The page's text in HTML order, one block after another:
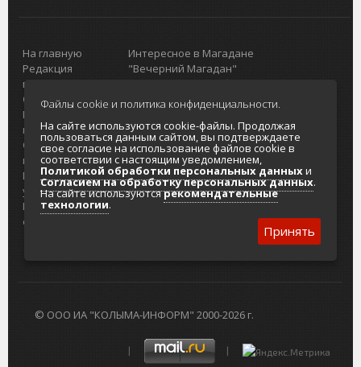
На главную
Редакция
портала
О проекте
Реклама на
портале
Отзывы и
предложения
Интернет-
услуги
Разработка
сайтов
Интересное в Магадане
"Вечерний Магадан"
Городская доска объявлений
Реклама
Главный туристический портал
Колымы
Политика в отношении обработки
персональных данных
Согласие на обработку персональных
данных
© ООО ИА "КОЛЫМА-ИНФОРМ" 2000-2026 г.
Файлы cookie и политика конфиденциальности.
На сайте используются cookie-файлы. Продолжая
пользоваться данным сайтом, вы подтверждаете
свое согласие на использование файлов cookie в
соответствии с настоящим уведомлением,
Политикой обработки персональных данныхи
Согласием на обработку персональных данных.
На сайте используютсярекомендательные
технологии.
Принять